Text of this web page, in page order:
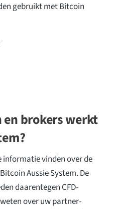
gebruikt met Bitcoin
en brokers werkt
informatie vinden over de
Aussie System. De
daarentegen CFD-
over uw partner-